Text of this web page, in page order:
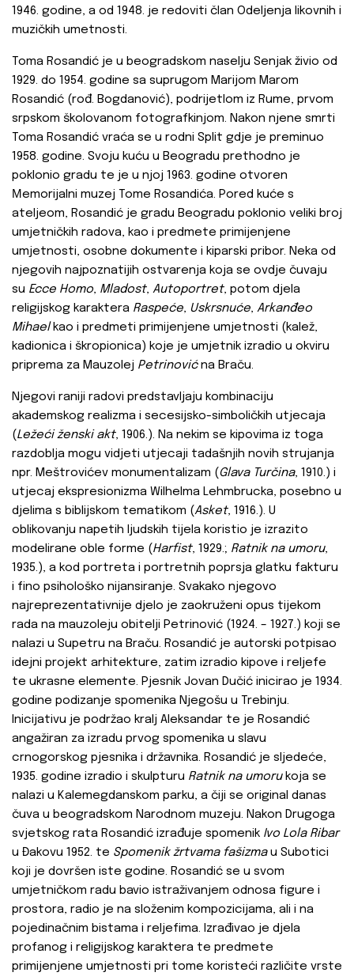
1946. godine, a od 1948. je redoviti član Odeljenja likovnih i
muzičkih umetnosti.
Toma Rosandić je u beogradskom naselju Senjak živio od
1929. do 1954. godine sa suprugom Marijom Marom
Rosandić (rođ. Bogdanović), podrijetlom iz Rume, prvom
srpskom školovanom fotografkinjom. Nakon njene smrti
Toma Rosandić vraća se u rodni Split gdje je preminuo
1958. godine. Svoju kuću u Beogradu prethodno je
poklonio gradu te je u njoj 1963. godine otvoren
Мemorijalni muzej Tome Rosandića. Pored kuće s
ateljeom, Rosandić je gradu Beogradu poklonio veliki broj
umjetničkih radova, kao i predmete primijenjene
umjetnosti, osobne dokumente i kiparski pribor. Neka od
njegovih najpoznatijih ostvarenja koja se ovdje čuvaju
su Ecce Homo, Mladost, Autoportret, potom djela
religijskog karaktera Raspeće, Uskrsnuće, Arkanđeo
Mihaelkao i predmeti primijenjene umjetnosti (kalež,
kadionica i škropionica) koje je umjetnik izradio u okviru
priprema za Mauzolej Petrinovićna Braču.
Njegovi raniji radovi predstavljaju kombinaciju
akademskog realizma i secesijsko-simboličkih utjecaja
(Ležeći ženski akt, 1906.). Na nekim se kipovima iz toga
razdoblja mogu vidjeti utjecaji tadašnjih novih strujanja
npr. Meštrovićev monumentalizam (Glava Turčina, 1910.) i
utjecaj ekspresionizma Wilhelma Lehmbrucka, posebno u
djelima s biblijskom tematikom (Asket, 1916.). U
oblikovanju napetih ljudskih tijela koristio je izrazito
modelirane oble forme (Harfist, 1929.; Ratnik na umoru,
1935.), a kod portreta i portretnih poprsja glatku fakturu
i fino psihološko nijansiranje. Svakako njegovo
najreprezentativnije djelo je zaokruženi opus tijekom
rada na mauzoleju obitelji Petrinović (1924. – 1927.) koji se
nalazi u Supetru na Braču. Rosandić je autorski potpisao
idejni projekt arhitekture, zatim izradio kipove i reljefe
te ukrasne elemente. Pjesnik Jovan Dučić inicirao je 1934.
godine podizanje spomenika Njegošu u Trebinju.
Inicijativu je podržao kralj Aleksandar te je Rosandić
angažiran za izradu prvog spomenika u slavu
crnogorskog pjesnika i državnika. Rosandić je sljedeće,
1935. godine izradio i skulpturu Ratnik na umorukoja se
nalazi u Kalemegdanskom parku, a čiji se original danas
čuva u beogradskom Narodnom muzeju. Nakon Drugoga
svjetskog rata Rosandić izrađuje spomenik Ivo Lola Ribar
u Đakovu 1952. te Spomenik žrtvama fašizmau Subotici
koji je dovršen iste godine. Rosandić se u svom
umjetničkom radu bavio istraživanjem odnosa figure i
prostora, radio je na složenim kompozicijama, ali i na
pojedinačnim bistama i reljefima. Izrađivao je djela
profanog i religijskog karaktera te predmete
primijenjene umjetnosti pri tome koristeći različite vrste